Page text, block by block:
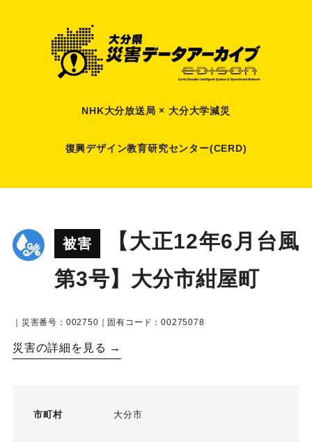
NHK大分放送局 × 大分大学減災
復興デザイン教育研究センター(CERD)
被害
【大正12年6月台風
第3号】大分市紺屋町
｜災害番号：002750｜固有コード：00275078
災害の詳細を見る →
市町村 大分市